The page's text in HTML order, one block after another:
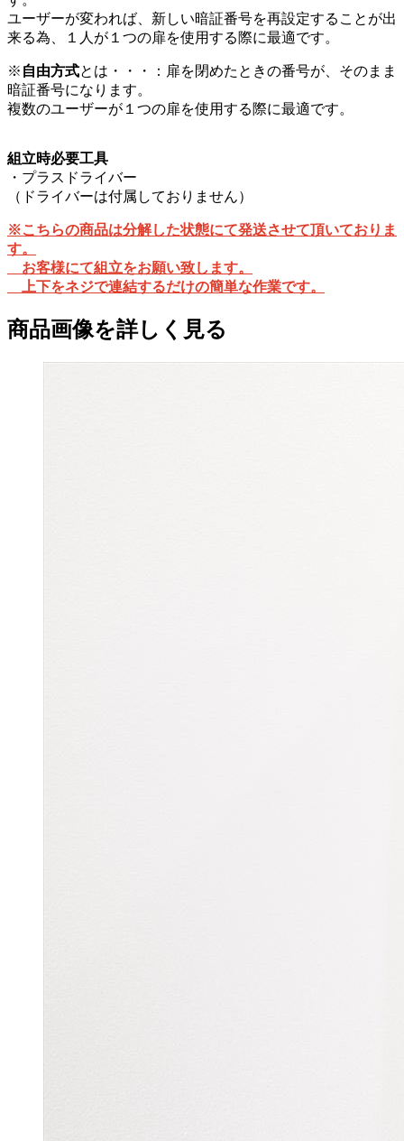
ユーザーが変われば、新しい暗証番号を再設定することが出
来る為、１人が１つの扉を使用する際に最適です。
※ 自由方式とは・・・：扉を閉めたときの番号が、そのまま
暗証番号になります。
複数のユーザーが１つの扉を使用する際に最適です。
組立時必要工具
・プラスドライバー
（ドライバーは付属しておりません）
※こちらの商品は分解した状態にて発送させて頂いておりま
す。
お客様にて組立をお願い致します。
上下をネジで連結するだけの簡単な作業です。
商品画像を詳しく見る